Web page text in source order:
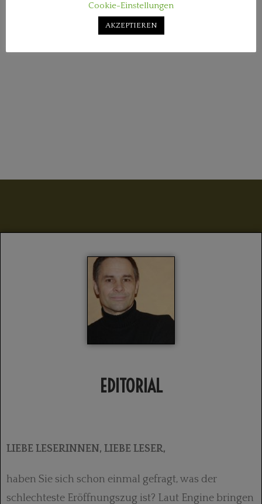
EDITORIAL
LIEBE LESERINNEN, LIEBE LESER,
haben Sie sich schon einmal gefragt, was der
schlechteste Eröffnungszug ist? Laut Engine bringen
Cookie-Einstellungen
AKZEPTIEREN